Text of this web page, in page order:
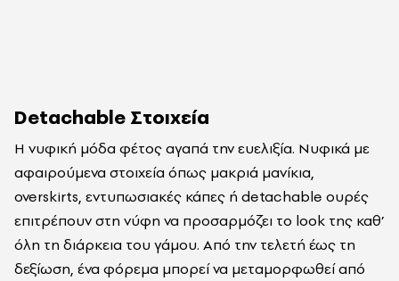
Detachable Στοιχεία
Η νυφική μόδα φέτος αγαπά την ευελιξία. Νυφικά με
αφαιρούμενα στοιχεία όπως μακριά μανίκια,
overskirts, εντυπωσιακές κάπες ή detachable ουρές
επιτρέπουν στη νύφη να προσαρμόζει το look της καθ’
όλη τη διάρκεια του γάμου. Από την τελετή έως τη
δεξίωση, ένα φόρεμα μπορεί να μεταμορφωθεί από